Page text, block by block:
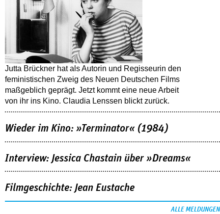
Jutta Brückner hat als Autorin und Regisseurin den
feministischen Zweig des Neuen Deutschen Films
maßgeblich geprägt. Jetzt kommt eine neue Arbeit
von ihr ins Kino. Claudia Lenssen blickt zurück.
Wieder im Kino: »Terminator« (1984)
Interview: Jessica Chastain über »Dreams«
Filmgeschichte: Jean Eustache
ALLE MELDUNGEN